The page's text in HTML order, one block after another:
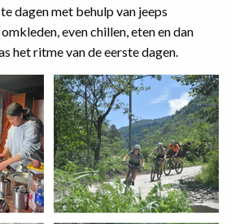
dagen met behulp van jeeps
even chillen, eten en dan
het ritme van de eerste dagen.